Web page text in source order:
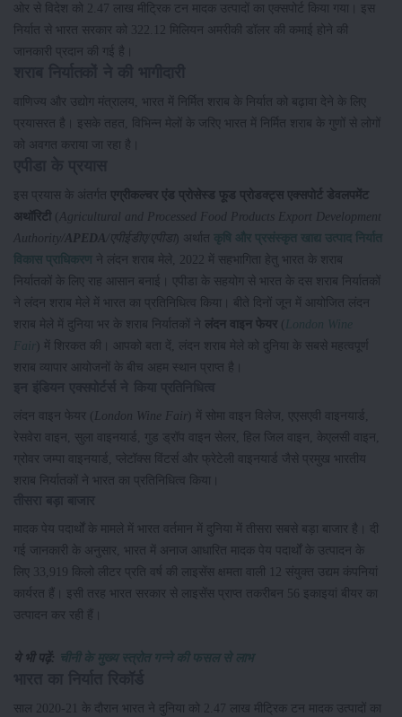
ओर से विदेश को 2.47 लाख मीट्रिक टन मादक उत्पादों का एक्सपोर्ट किया गया। इस
निर्यात से भारत सरकार को 322.12 मिलियन अमरीकी डॉलर की कमाई होने की
जानकारी प्रदान की गई है।
वाणिज्य और उद्योग मंत्रालय, भारत में निर्मित शराब के निर्यात को बढ़ावा देने के लिए
प्रयासरत है। इसके तहत, विभिन्न मेलों के जरिए भारत में निर्मित शराब के गुणों से लोगों
को अवगत कराया जा रहा है।
इस प्रयास के अंतर्गत एग्रीकल्चर एंड प्रोसेस्ड फूड प्रोडक्ट्स एक्सपोर्ट डेवलपमेंट
अथॉरिटी ( Agricultural and Processed Food Products Export Development
Authority/ APEDA /एपीईडीए/एपीडा) अर्थात कृषि और प्रसंस्कृत खाद्य उत्पाद निर्यात
विकास प्राधिकरण ने लंदन शराब मेले, 2022 में सहभागिता हेतु भारत के शराब
निर्यातकों के लिए राह आसान बनाई। एपीडा के सहयोग से भारत के दस शराब निर्यातकों
ने लंदन शराब मेले में भारत का प्रतिनिधित्व किया। बीते दिनों जून में आयोजित लंदन
शराब मेले में दुनिया भर के शराब निर्यातकों ने लंदन वाइन फेयर ( London Wine
Fair ) में शिरकत की। आपको बता दें, लंदन शराब मेले को दुनिया के सबसे महत्वपूर्ण
शराब व्यापार आयोजनों के बीच अहम स्थान प्राप्त है।
लंदन वाइन फेयर ( London Wine Fair ) में सोमा वाइन विलेज, एएसएवी वाइनयार्ड,
रेसवेरा वाइन, सुला वाइनयार्ड, गुड ड्रॉप वाइन सेलर, हिल जिल वाइन, केएलसी वाइन,
ग्रोवर जम्पा वाइनयार्ड, प्लेटॉक्स विंटर्स और फ्रेटेली वाइनयार्ड जैसे प्रमुख भारतीय
शराब निर्यातकों ने भारत का प्रतिनिधित्व किया।
मादक पेय पदार्थों के मामले में भारत वर्तमान में दुनिया में तीसरा सबसे बड़ा बाजार है। दी
गई जानकारी के अनुसार, भारत में अनाज आधारित मादक पेय पदार्थों के उत्पादन के
लिए 33,919 किलो लीटर प्रति वर्ष की लाइसेंस क्षमता वाली 12 संयुक्त उद्यम कंपनियां
कार्यरत हैं। इसी तरह भारत सरकार से लाइसेंस प्राप्त तकरीबन 56 इकाइयां बीयर का
उत्पादन कर रही हैं।
ये भी पढ़ें: चीनी के मुख्य स्त्रोत गन्ने की फसल से लाभ
साल 2020-21 के दौरान भारत ने दुनिया को 2.47 लाख मीट्रिक टन मादक उत्पादों का